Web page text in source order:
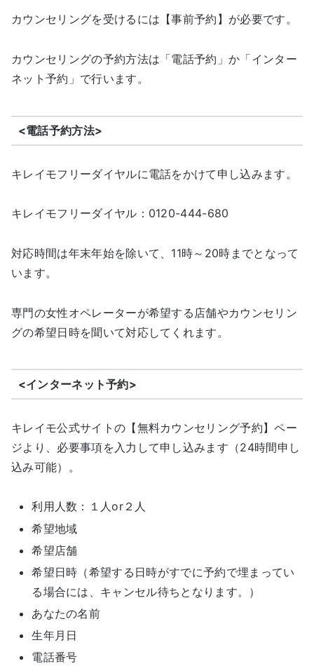
カウンセリングを受けるには【事前予約】が必要です。
カウンセリングの予約方法は「電話予約」か「インター
ネット予約」で行います。
<電話予約方法>
キレイモフリーダイヤルに電話をかけて申し込みます。
キレイモフリーダイヤル：0120-444-680
対応時間は年末年始を除いて、11時～20時までとなって
います。
専門の女性オペレーターが希望する店舗やカウンセリン
グの希望日時を聞いて対応してくれます。
<インターネット予約>
キレイモ公式サイトの【無料カウンセリング予約】ペー
ジより、必要事項を入力して申し込みます（24時間申し
込み可能）。
利用人数：１人or２人
希望地域
希望店舗
希望日時（希望する日時がすでに予約で埋まってい
る場合には、キャンセル待ちとなります。）
あなたの名前
生年月日
電話番号